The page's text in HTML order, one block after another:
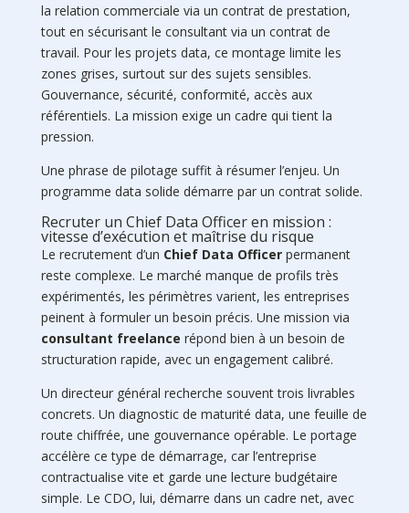
la relation commerciale via un contrat de prestation,
tout en sécurisant le consultant via un contrat de
travail. Pour les projets data, ce montage limite les
zones grises, surtout sur des sujets sensibles.
Gouvernance, sécurité, conformité, accès aux
référentiels. La mission exige un cadre qui tient la
pression.
Une phrase de pilotage suffit à résumer l’enjeu. Un
programme data solide démarre par un contrat solide.
Recruter un Chief Data Officer en mission :
vitesse d’exécution et maîtrise du risque
Le recrutement d’un Chief Data Officerpermanent
reste complexe. Le marché manque de profils très
expérimentés, les périmètres varient, les entreprises
peinent à formuler un besoin précis. Une mission via
consultant freelance répond bien à un besoin de
structuration rapide, avec un engagement calibré.
Un directeur général recherche souvent trois livrables
concrets. Un diagnostic de maturité data, une feuille de
route chiffrée, une gouvernance opérable. Le portage
accélère ce type de démarrage, car l’entreprise
contractualise vite et garde une lecture budgétaire
simple. Le CDO, lui, démarre dans un cadre net, avec